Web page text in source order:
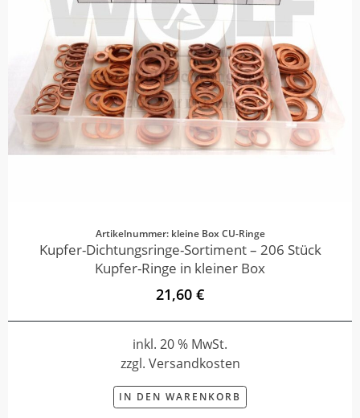
Artikelnummer: kleine Box CU-Ringe
Kupfer-Dichtungsringe-Sortiment – 206 Stück
Kupfer-Ringe in kleiner Box
21,60 €
inkl. 20 % MwSt.
zzgl. Versandkosten
IN DEN WARENKORB